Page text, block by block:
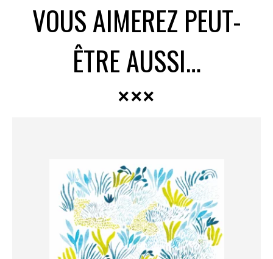
VOUS AIMEREZ PEUT-
ÊTRE AUSSI…